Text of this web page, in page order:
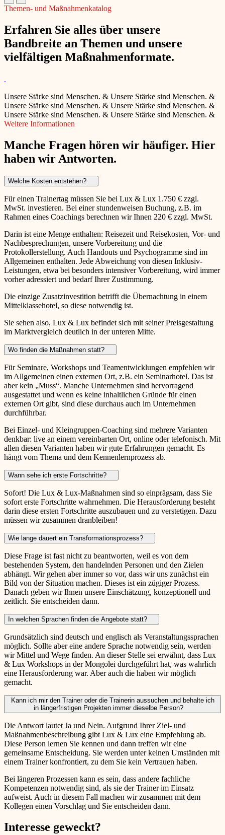
Themen- und Maßnahmenkatalog
Erfahren Sie alles über unsere
Bandbreite an Themen und unsere
vielfältigen Maßnahmenformate.
Unsere Stärke sind Menschen. & Unsere Stärke sind Menschen. &
Unsere Stärke sind Menschen. & Unsere Stärke sind Menschen. &
Unsere Stärke sind Menschen. & Unsere Stärke sind Menschen. &
Weitere Informationen
Manche Fragen hören wir häufiger. Hier
haben wir Antworten.
Welche Kosten entstehen?
Für einen Trainertag müssen Sie bei Lux & Lux 1.750 € zzgl.
MwSt. investieren. Bei einer stundenweisen Buchung, z.B. im
Rahmen eines Coachings berechnen wir Ihnen 220 € zzgl. MwSt.
Darin ist eine Menge enthalten: Reisezeit und Reisekosten, Vor- und
Nachbesprechungen, unsere Vorbereitung und die
Protokollerstellung. Auch Handouts und Psychogramme sind im
Allgemeinen enthalten. Jede Abweichung von diesen Inklusiv-
Leistungen, etwa bei besonders intensiver Vorbereitung, wird immer
vorher adressiert und bedarf Ihrer Zustimmung.
Die einzige Zusatzinvestition betrifft die Übernachtung in einem
Mittelklassehotel, so diese notwendig ist.
Sie sehen also, Lux & Lux befindet sich mit seiner Preisgestaltung
im Marktvergleich deutlich in der unteren Mitte.
Wo finden die Maßnahmen statt?
Für Seminare, Workshops und Teamentwicklungen empfehlen wir
im Allgemeinen einen externen Ort, z.B. ein Seminarhotel. Das ist
aber kein „Muss“. Manche Unternehmen sind hervorragend
ausgestattet und wenn es keine inhaltlichen Gründe für einen
externen Ort gibt, sind diese durchaus auch im Unternehmen
durchführbar.
Bei Einzel- und Kleingruppen-Coaching sind mehrere Varianten
denkbar: live an einem vereinbarten Ort, online oder telefonisch. Mit
allen diesen Varianten haben wir gute Erfahrungen gemacht. Es
hängt vom Thema und dem Kennenlernprozess ab.
Wann sehe ich erste Fortschritte?
Sofort! Die Lux & Lux-Maßnahmen sind so einprägsam, dass Sie
sofort erste Fortschritte wahrnehmen. Die Herausforderung besteht
darin diese ersten Fortschritte auszubauen und zu verstetigen. Dazu
müssen wir zusammen dranbleiben!
Wie lange dauert ein Transformationsprozess?
Diese Frage ist fast nicht zu beantworten, weil es von dem
bestehenden System, den handelnden Personen und den Zielen
abhängt. Wir gehen aber immer so vor, dass wir uns zunächst ein
Bild von der Situation machen. Dieses ist ein zügiger Prozess.
Danach geben wir Ihnen unsere Einschätzung, konzeptionell und
zeitlich. Sie entscheiden dann.
In welchen Sprachen finden die Angebote statt?
Grundsätzlich sind deutsch und englisch als Veranstaltungssprachen
möglich. Sollte aber eine andere Sprache notwendig sein, werden
wir Mittel und Wege finden. An dieser Stelle sei erwähnt, dass Lux
& Lux Workshops in der Mongolei durchgeführt hat, was wahrlich
eine Herausforderung war. Aber auch die haben wir möglich
gemacht.
Kann ich mir den Trainer oder die Trainerin aussuchen und behalte ich
in längerfristigen Projekten immer dieselbe Person?
Die Antwort lautet Ja und Nein. Aufgrund Ihrer Ziel- und
Maßnahmenbeschreibung gibt Lux & Lux eine Empfehlung ab.
Diese Person lernen Sie kennen und dann treffen wir eine
gemeinsame Entscheidung. Sie werden unter keinen Umständen mit
einem Trainer konfrontiert, zu dem Sie kein Vertrauen haben.
Bei längeren Prozessen kann es sein, dass andere fachliche
Kompetenzen notwendig sind, als sie der Trainer im Einsatz
aufweist. Auch in diesem Fall machen wir zusammen mit dem
Kollegen einen Vorschlag und Sie entscheiden dann.
Interesse geweckt?